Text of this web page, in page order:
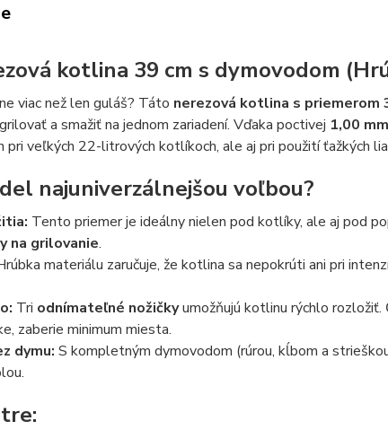
kotlina 39 cm s dymovodom
viac než len guláš? Táto nerezová kotlina s priemerom
a smažiť na jednom zariadení. Vďaka poctivej 1,00
veľkých 22-litrových kotlíkoch, ale aj pri použití ťažkých
najuniverzálnejšou voľbou?
Tento priemer je ideálny nielen pod kotlíky, ale aj pod
na grilovanie.
materiálu zaručuje, že kotlina sa nepokrúti ani pri
Tri odnímateľné nožičkyumožňujú kotlinu rýchlo rozložiť.
zaberie minimum miesta.
dymu: S kompletným dymovodom (rúrou, kĺbom a